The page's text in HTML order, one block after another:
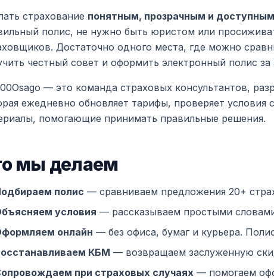
страхование понятным, прозрачным и доступным
полис, не нужно быть юристом или
Достаточно одного места, где можно
честный совет и оформить электронный полис за
— это команда страховых консультантов,
ежедневно обновляет тарифы, проверяет
помогающие принимать правильные решения.
мы делаем
полис — сравниваем предложения 20+
условия — рассказываем простыми
онлайн — без офиса, бумаг и курьера.
КБМ — возвращаем заслуженную
при страховых случаях — помогаем